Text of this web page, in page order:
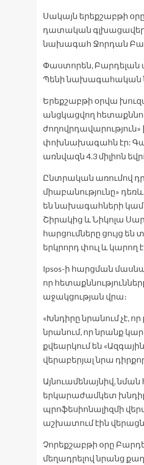
Սակայն երեքշաբթի
դատական
նախագահ Ջորդան
Փաստորեն, Բարդելան
Պենի նախագահական
Երեքշաբթի օրվա
անցկացվող
փոխնախագահն էր:
առնվազն 4.3 միլիոն
Ընտրական առումով
միաբանությունը»
են նախագահների կամ
Շիրակից և Նիկոլա
հարցումները ցույց
երկրորդ փուլ և կարող
Ipsos-ի հարցման
որ
աջակցության վրա։
«Խնդիրը նրանում չէ,
նրանում, որ նրանք
քվեարկում են
վերաբերյալ նրա
Այնուամենայնիվ,
երկարաժամկետ
պրոֆեսիոնալիզմի
աշխատում էին
Չորեքշաբթի օրը
մեղադրելով նրանց